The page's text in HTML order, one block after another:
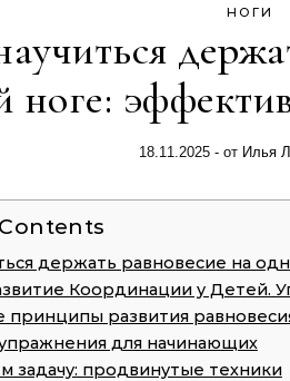
НОГИ
ноге:
18.11.2025 - от Илья
держать равновесие на
Координации у Детей.
принципы развития
для начинающих
задачу: продвинутые техники